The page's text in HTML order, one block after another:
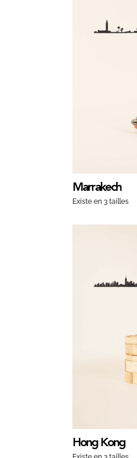
Marrakech
Existe en 3 tailles
Hong Kong